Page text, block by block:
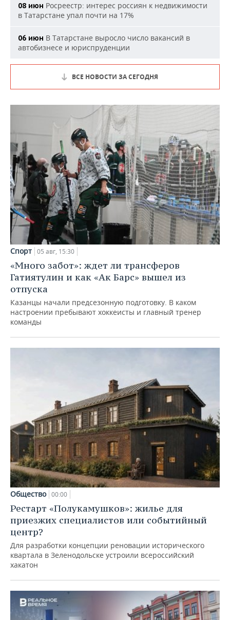
08 июн Росреестр: интерес россиян к недвижимости
в Татарстане упал почти на 17%
06 июн В Татарстане выросло число вакансий в
автобизнесе и юриспруденции
ВСЕ НОВОСТИ ЗА СЕГОДНЯ
Спорт 05 авг, 15:30
«Много забот»: ждет ли трансферов
Гатиятулин и как «Ак Барс» вышел из
отпуска
Казанцы начали предсезонную подготовку. В каком
настроении пребывают хоккеисты и главный тренер
команды
Общество 00:00
Рестарт «Полукамушков»: жилье для
приезжих специалистов или событийный
центр?
Для разработки концепции реновации исторического
квартала в Зеленодольске устроили всероссийский
хакатон